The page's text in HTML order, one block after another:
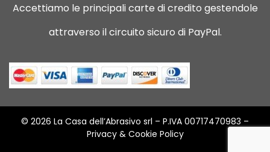
Accettiamo le principali carte di credito gestendole
attraverso il circuito sicuro di PayPal.
© 2026 La Casa dell’Abrasivo srl – P.IVA 00717470983 –
Privacy & Cookie Policy